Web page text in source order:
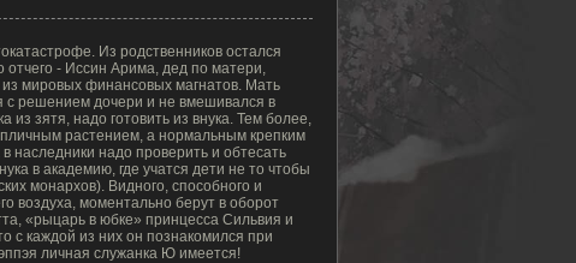
Из родственников остался
отчего - Иссин Арима, дед по матери,
мировых финансовых магнатов. Мать
с решением дочери и не вмешивался в
зятя, надо готовить из внука. Тем более,
растением, а нормальным крепким
наследники надо проверить и обтесать
в академию, где учатся дети не то чтобы
монархов). Видного, способного и
воздуха, моментально берут в оборот
«рыцарь в юбке» принцесса Сильвия и
с каждой из них он познакомился при
личная служанка Ю имеется!